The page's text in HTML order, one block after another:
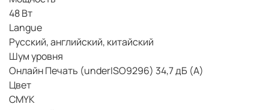
48 Вт
Langue
Русский, английский, китайский
Шум уровня
Онлайн Печать (underISO9296) 34,7 дБ (A)
Цвет
CMYK